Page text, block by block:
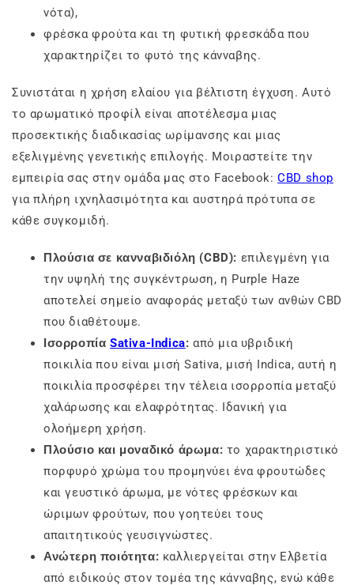
νότα),
φρέσκα φρούτα και τη φυτική φρεσκάδα που
χαρακτηρίζει το φυτό της κάνναβης.
Συνιστάται η χρήση ελαίου για βέλτιστη έγχυση. Αυτό
το αρωματικό προφίλ είναι αποτέλεσμα μιας
προσεκτικής διαδικασίας ωρίμανσης και μιας
εξελιγμένης γενετικής επιλογής. Μοιραστείτε την
εμπειρία σας στην ομάδα μας στο Facebook:CBD shop
για πλήρη ιχνηλασιμότητα και αυστηρά πρότυπα σε
κάθε συγκομιδή.
Πλούσια σε κανναβιδιόλη (CBD): επιλεγμένη για
την υψηλή της συγκέντρωση, η Purple Haze
αποτελεί σημείο αναφοράς μεταξύ των ανθών CBD
που διαθέτουμε.
Ισορροπία Sativa-Indica: από μια υβριδική
ποικιλία που είναι μισή Sativa, μισή Indica, αυτή η
ποικιλία προσφέρει την τέλεια ισορροπία μεταξύ
χαλάρωσης και ελαφρότητας. Ιδανική για
ολοήμερη χρήση.
Πλούσιο και μοναδικό άρωμα: το χαρακτηριστικό
πορφυρό χρώμα του προμηνύει ένα φρουτώδες
και γευστικό άρωμα, με νότες φρέσκων και
ώριμων φρούτων, που γοητεύει τους
απαιτητικούς γευσιγνώστες.
Ανώτερη ποιότητα: καλλιεργείται στην Ελβετία
από ειδικούς στον τομέα της κάνναβης, ενώ κάθε